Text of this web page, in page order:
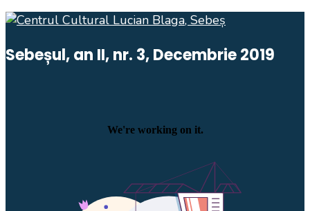
Sebeșul, an II, nr. 3, Decembrie 2019